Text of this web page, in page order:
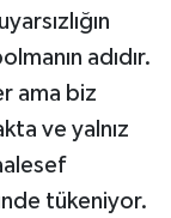
adıdır.
ama biz
ve yalnız
tükeniyor.